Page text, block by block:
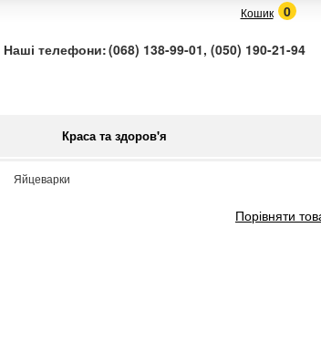
Кошик 0
Наші телефони:(068) 138-99-01, (050) 190-21-94
Краса та здоров'я
Яйцеварки
Порівняти